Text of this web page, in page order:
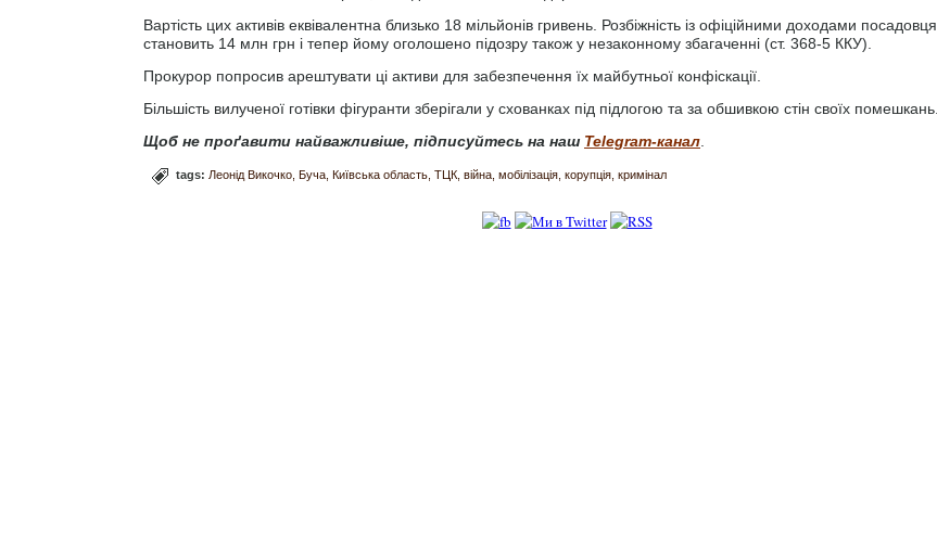
Вартість цих активів еквівалентна близько 18 мільйонів гривень. Розбіжність із офіційними доходами посадовця
становить 14 млн грн і тепер йому оголошено підозру також у незаконному збагаченні (ст. 368-5 ККУ).
Прокурор попросив арештувати ці активи для забезпечення їх майбутньої конфіскації.
Більшість вилученої готівки фігуранти зберігали у схованках під підлогою та за обшивкою стін своїх помешкань.
Щоб не проґавити найважливіше, підписуйтесь на наш Telegram-канал
tags: Леонід Викочко Буча Київська область ТЦК війна мобілізація корупція кримінал